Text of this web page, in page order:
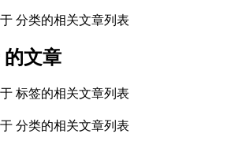
分类的相关文章列表
的文章
标签的相关文章列表
分类的相关文章列表